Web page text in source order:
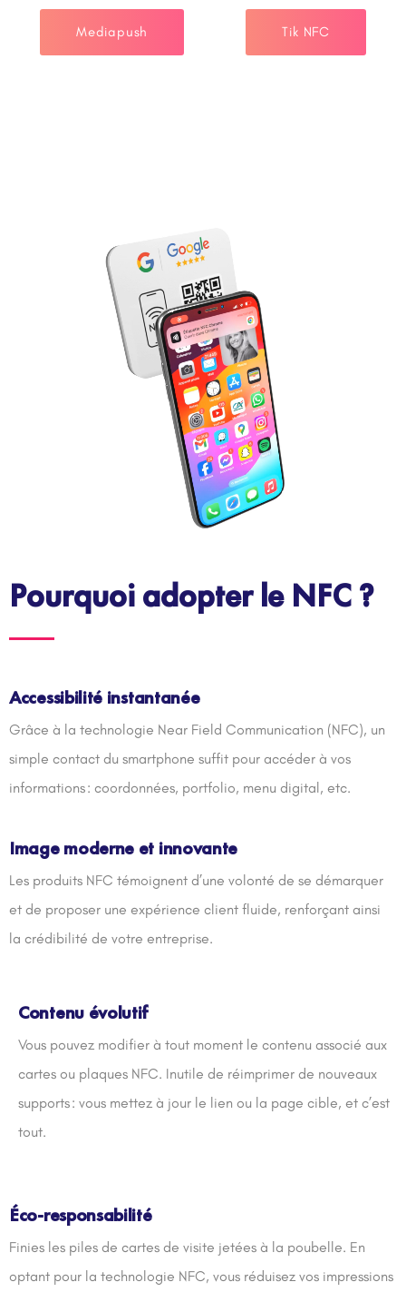
Mediapush Tik NFC
Pourquoi adopter le NFC ?
Accessibilité instantanée
Grâce à la technologie Near Field Communication (NFC), un
simple contact du smartphone suffit pour accéder à vos
informations : coordonnées, portfolio, menu digital, etc.
Image moderne et innovante
Les produits NFC témoignent d’une volonté de se démarquer
et de proposer une expérience client fluide, renforçant ainsi
la crédibilité de votre entreprise.
Contenu évolutif
Vous pouvez modifier à tout moment le contenu associé aux
cartes ou plaques NFC. Inutile de réimprimer de nouveaux
supports : vous mettez à jour le lien ou la page cible, et c’est
tout.
Éco-responsabilité
Finies les piles de cartes de visite jetées à la poubelle. En
optant pour la technologie NFC, vous réduisez vos impressions